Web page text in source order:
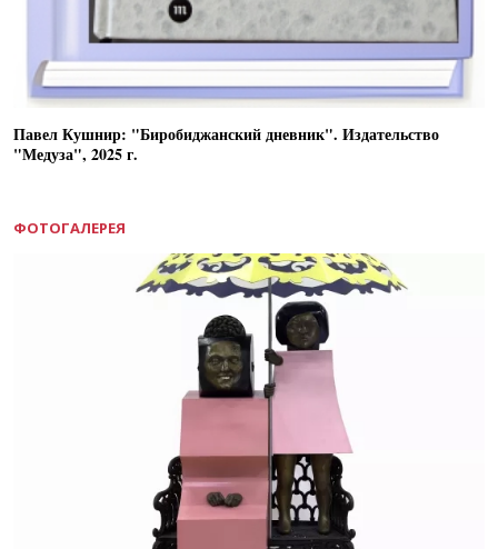
Павел Кушнир: "Биробиджанский дневник". Издательство
"Медуза", 2025 г.
ФОТОГАЛЕРЕЯ